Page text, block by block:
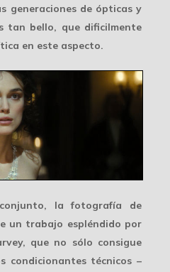
generaciones de ópticas y
tan bello, que dificilmente
en este aspecto.
la fotografía de
un trabajo espléndido por
que no sólo consigue
condicionantes técnicos –